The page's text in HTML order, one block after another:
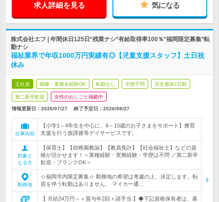
求人詳細を見る 気になる
株式会社エフ | 年間休日125日*残業ナシ*有給取得率100％*福岡限定募集*転
勤ナシ
福祉業界で年収1000万円実績有◎【児童支援スタッフ】土日祝
休み
正社員 職種・業種未経験OK 転勤なし 学歴不問 完全週休2日制
第二新卒歓迎 女性のおしごと掲載中
情報更新日：2026/07/27 終了予定日： 2026/08/27
仕事内容
【小学1～4年生を中心に、6～10歳のお子さまをサポート】療育
支援を行う放課後等デイサービスです。
対象と
なる方
【保育士】【幼稚園教諭】【教員免許】【社会福祉士】などの資
格が活かせます！＜業種経験・実務経験・学歴は不問 ／第二新卒
歓迎・ブランクOK＞
勤務地
☆福岡市内限定募集☆ 勤務地の希望は考慮の上、決定します。転
居を伴う転勤はありません。 マイカー通…
【 月給24万円～＋賞与年2回＋諸手当 】◆下記資格保有者は、基